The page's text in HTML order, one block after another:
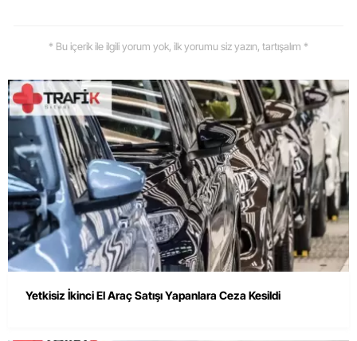
* Bu içerik ile ilgili yorum yok, ilk yorumu siz yazın, tartışalım *
Yetkisiz İkinci El Araç Satışı Yapanlara Ceza Kesildi